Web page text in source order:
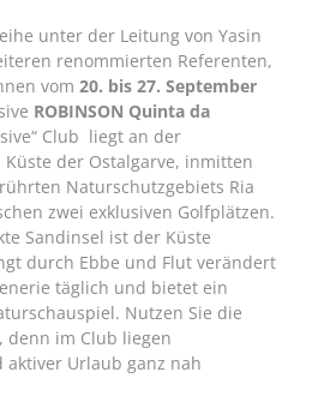
unter der Leitung von Yasin
renommierten Referenten,
vom 20. bis 27. September
ROBINSON Quinta da
Club liegt an der
der Ostalgarve, inmitten
Naturschutzgebiets Ria
zwei exklusiven Golfplätzen.
Sandinsel ist der Küste
durch Ebbe und Flut verändert
täglich und bietet ein
Nutzen Sie die
denn im Club liegen
aktiver Urlaub ganz nah